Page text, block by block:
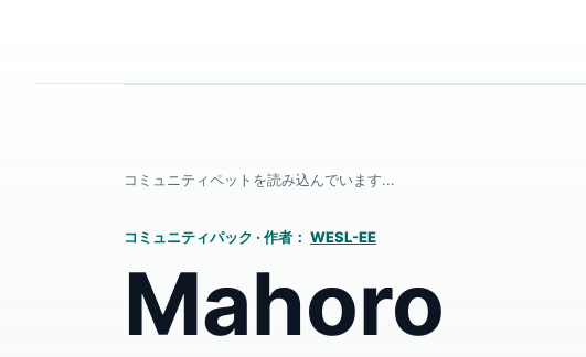
コミュニティペットを読み込んでいます...
コミュニティパック · 作者： WESL-EE
Mahoro